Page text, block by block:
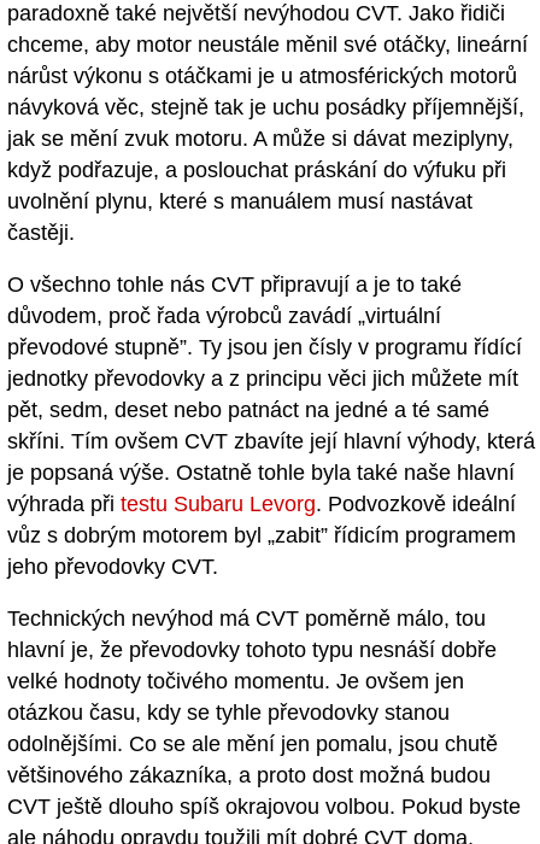
paradoxně také největší nevýhodou CVT. Jako řidiči
chceme, aby motor neustále měnil své otáčky, lineární
nárůst výkonu s otáčkami je u atmosférických motorů
návyková věc, stejně tak je uchu posádky příjemnější,
jak se mění zvuk motoru. A může si dávat meziplyny,
když podřazuje, a poslouchat práskání do výfuku při
uvolnění plynu, které s manuálem musí nastávat
častěji.
O všechno tohle nás CVT připravují a je to také
důvodem, proč řada výrobců zavádí „virtuální
převodové stupně”. Ty jsou jen čísly v programu řídící
jednotky převodovky a z principu věci jich můžete mít
pět, sedm, deset nebo patnáct na jedné a té samé
skříni. Tím ovšem CVT zbavíte její hlavní výhody, která
je popsaná výše. Ostatně tohle byla také naše hlavní
výhrada při testu Subaru Levorg. Podvozkově ideální
vůz s dobrým motorem byl „zabit” řídicím programem
jeho převodovky CVT.
Technických nevýhod má CVT poměrně málo, tou
hlavní je, že převodovky tohoto typu nesnáší dobře
velké hodnoty točivého momentu. Je ovšem jen
otázkou času, kdy se tyhle převodovky stanou
odolnějšími. Co se ale mění jen pomalu, jsou chutě
většinového zákazníka, a proto dost možná budou
CVT ještě dlouho spíš okrajovou volbou. Pokud byste
ale náhodu opravdu toužili mít dobré CVT doma,